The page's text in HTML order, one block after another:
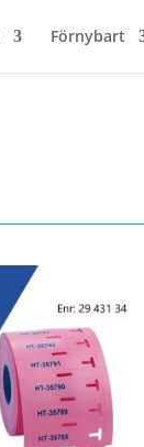
Förnybart